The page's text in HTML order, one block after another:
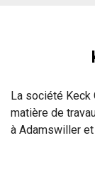
La société Keck
matière de
à Adamswiller